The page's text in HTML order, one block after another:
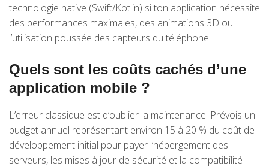
technologie native (Swift/Kotlin) si ton application nécessite
des performances maximales, des animations 3D ou
l’utilisation poussée des capteurs du téléphone.
Quels sont les coûts cachés d’une
application mobile ?
L’erreur classique est d’oublier la maintenance. Prévois un
budget annuel représentant environ 15 à 20 % du coût de
développement initial pour payer l’hébergement des
serveurs, les mises à jour de sécurité et la compatibilité